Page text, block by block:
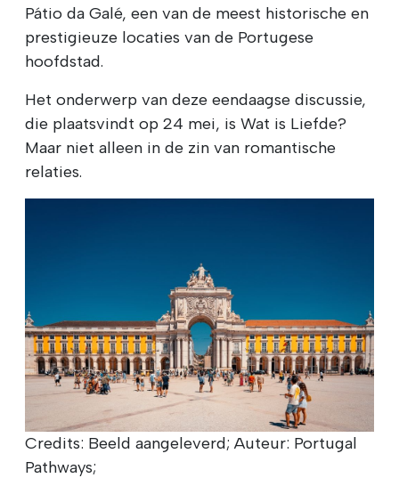
Pátio da Galé, een van de meest historische en
prestigieuze locaties van de Portugese
hoofdstad.
Het onderwerp van deze eendaagse discussie,
die plaatsvindt op 24 mei, is Wat is Liefde?
Maar niet alleen in de zin van romantische
relaties.
Credits: Beeld aangeleverd; Auteur: Portugal
Pathways;